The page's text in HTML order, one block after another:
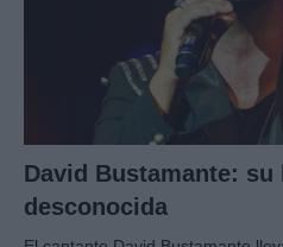
David Bustamante: su
desconocida